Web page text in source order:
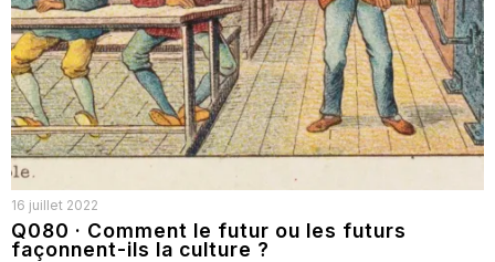
16 juillet 2022
Q080 · Comment le futur ou les futurs
façonnent-ils la culture ?